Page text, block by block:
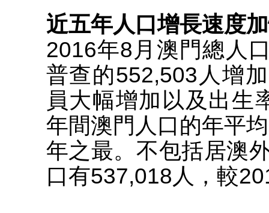
近五年人口增長速度
2016年8月澳門總人
普查的552,503人增
員大幅增加以及出生
年間澳門人口的年平
年之最。不包括居澳
口有537,018人，較